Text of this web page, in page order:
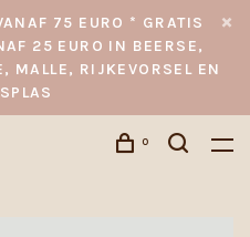
75 EURO * GRATIS
25 EURO IN BEERSE,
MALLE, RIJKEVORSEL EN
0